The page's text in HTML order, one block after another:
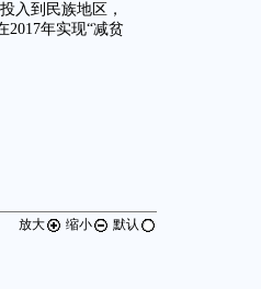
入到民族地区，
2017年实现“减贫
放大 缩小 默认